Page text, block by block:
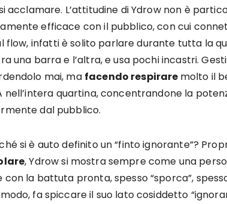
acclamare. L’attitudine di Ydrow non è
efficace con il pubblico, con cui
flow, infatti è solito parlare durante tutta la
una barra e l’altra, e usa pochi incastri.
mai, ma facendo respirare molto il
nell’intera quartina, concentrandone la
dal pubblico.
si è auto definito un “finto ignorante”?
, Ydrow si mostra sempre come una
con la battuta pronta, spesso “sporca”,
fa spiccare il suo lato cosiddetto